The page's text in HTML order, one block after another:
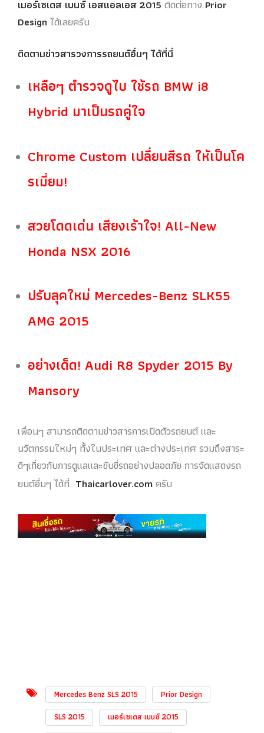
เมอร์เซเดส เบนซ์ เอสแอลเอส 2015 ติดต่อทาง Prior
Design ได้เลยครับ
ติดตามข่าวสารวงการรถยนต์อื่นๆ ได้ที่นี่
เหลือๆ ตำรวจดูไบ ใช้รถ BMW i8
Hybrid มาเป็นรถคู่ใจ
Chrome Custom เปลี่ยนสีรถ ให้เป็นโค
รเมี่ยม!
สวยโดดเด่น เสียงเร้าใจ! All-New
Honda NSX 2016
ปรับลุคใหม่ Mercedes-Benz SLK55
AMG 2015
อย่างเด็ด! Audi R8 Spyder 2015 By
Mansory
เพื่อนๆ สามารถติดตามข่าวสารการเปิดตัวรถยนต์ และ
นวัตกรรมใหม่ๆ ทั้งในประเทศ และต่างประเทศ รวมถึงสาระ
ดีๆเกี่ยวกับการดูแลและขับขี่รถอย่างปลอดภัย การจัดแสดงรถ
ยนต์อื่นๆ ได้ที่ Thaicarlover.comครับ
Mercedes Benz SLS 2015
Prior Design
SLS 2015
เมอร์เซเดส เบนซ์ 2015